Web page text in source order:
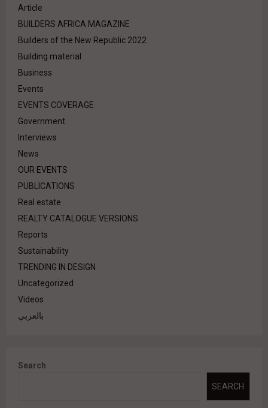
Article
BUILDERS AFRICA MAGAZINE
Builders of the New Republic 2022
Building material
Business
Events
EVENTS COVERAGE
Government
Interviews
News
OUR EVENTS
PUBLICATIONS
Real estate
REALTY CATALOGUE VERSIONS
Reports
Sustainability
TRENDING IN DESIGN
Uncategorized
Videos
بالعربي
Search
SEARCH